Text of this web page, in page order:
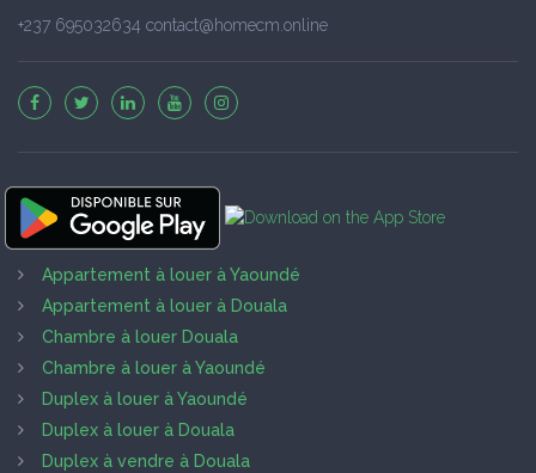
+237 695032634 contact@homecm.online
Appartement à louer à Yaoundé
Appartement à louer à Douala
Chambre à louer Douala
Chambre à louer à Yaoundé
Duplex à louer à Yaoundé
Duplex à louer à Douala
Duplex à vendre à Douala